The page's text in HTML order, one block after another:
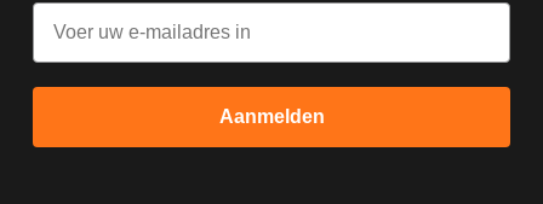
Email
Aanmelden